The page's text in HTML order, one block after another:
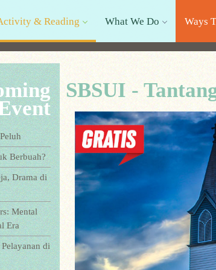
& Reading What We Do Ways
Berbuah?
Drama di
Mental
Era
di
SBSUI -